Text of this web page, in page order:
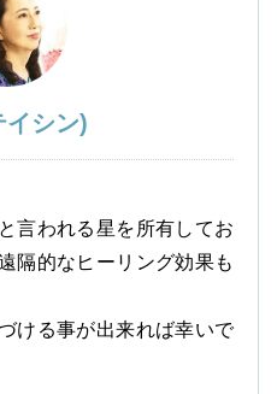
イシン)
言われる星を所有してお
隔的なヒーリング効果も
ける事が出来れば幸いで